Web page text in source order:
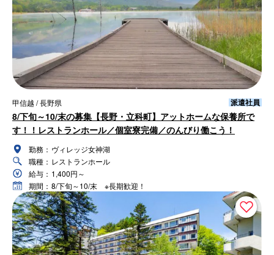
甲信越 / 長野県 派遣社員
8/下旬～10/末の募集【長野・立科町】アットホームな保養所で
す！！レストランホール／個室寮完備／のんびり働こう！
勤務： ヴィレッジ女神湖
職種： レストランホール
給与： 1,400円～
期間： 8/下旬～10/末 ※長期歓迎！